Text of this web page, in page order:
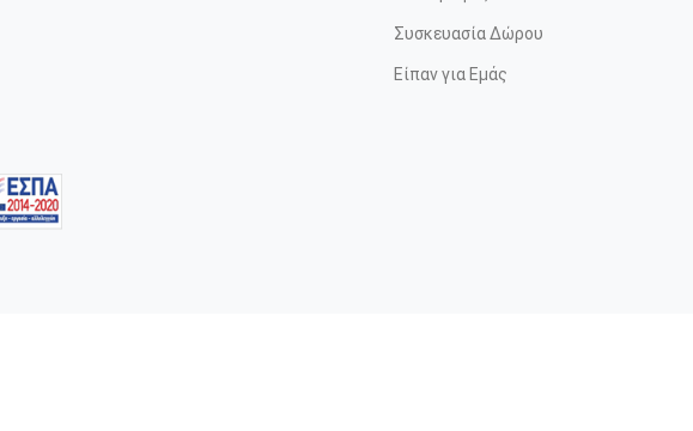
Συσκευασία Δώρου
Είπαν για Εμάς